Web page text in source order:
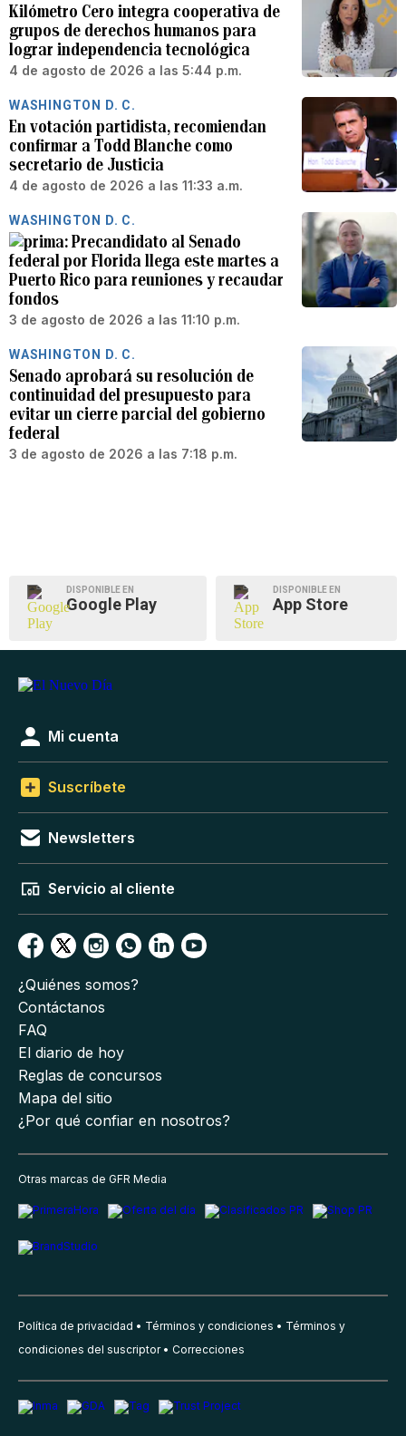
Kilómetro Cero integra cooperativa de
grupos de derechos humanos para
lograr independencia tecnológica
4 de agosto de 2026 a las 5:44 p.m.
WASHINGTON D. C.
En votación partidista, recomiendan
confirmar a Todd Blanche como
secretario de Justicia
4 de agosto de 2026 a las 11:33 a.m.
WASHINGTON D. C.
Precandidato al Senado
federal por Florida llega este martes a
Puerto Rico para reuniones y recaudar
fondos
3 de agosto de 2026 a las 11:10 p.m.
WASHINGTON D. C.
Senado aprobará su resolución de
continuidad del presupuesto para
evitar un cierre parcial del gobierno
federal
3 de agosto de 2026 a las 7:18 p.m.
DISPONIBLE EN
Google Play
DISPONIBLE EN
App Store
Mi cuenta
Suscríbete
Newsletters
Servicio al cliente
¿Quiénes somos?
Contáctanos
FAQ
El diario de hoy
Reglas de concursos
Mapa del sitio
¿Por qué confiar en nosotros?
Otras marcas de GFR Media
Política de privacidad Términos y condiciones
Términos y
condiciones del suscriptor
Correcciones